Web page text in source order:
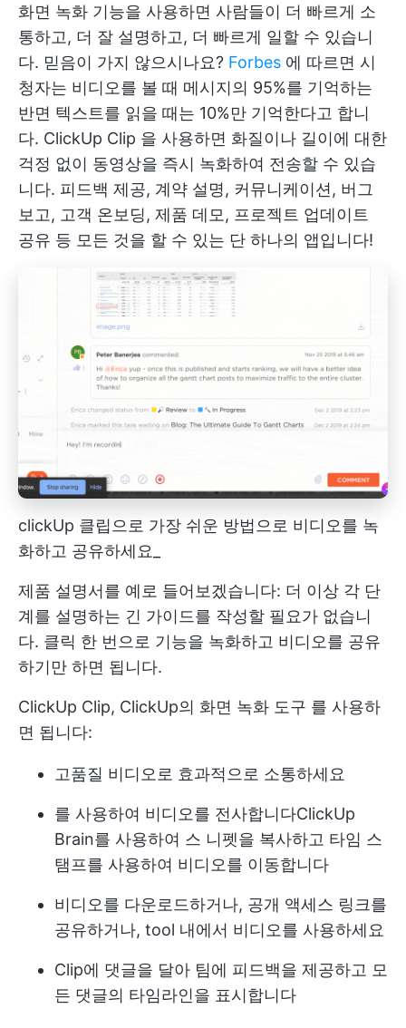
화면 녹화 기능을 사용하면 사람들이 더 빠르게 소
통하고, 더 잘 설명하고, 더 빠르게 일할 수 있습니
다. 믿음이 가지 않으시나요? Forbes 에 따르면 시
청자는 비디오를 볼 때 메시지의 95%를 기억하는
반면 텍스트를 읽을 때는 10%만 기억한다고 합니
다. ClickUp Clip 을 사용하면 화질이나 길이에 대한
걱정 없이 동영상을 즉시 녹화하여 전송할 수 있습
니다. 피드백 제공, 계약 설명, 커뮤니케이션, 버그
보고, 고객 온보딩, 제품 데모, 프로젝트 업데이트
공유 등 모든 것을 할 수 있는 단 하나의 앱입니다!
clickUp 클립으로 가장 쉬운 방법으로 비디오를 녹
화하고 공유하세요_
제품 설명서를 예로 들어보겠습니다: 더 이상 각 단
계를 설명하는 긴 가이드를 작성할 필요가 없습니
다. 클릭 한 번으로 기능을 녹화하고 비디오를 공유
하기만 하면 됩니다.
ClickUp Clip, ClickUp의 화면 녹화 도구 를 사용하
면 됩니다:
고품질 비디오로 효과적으로 소통하세요
를 사용하여 비디오를 전사합니다ClickUp
Brain를 사용하여 스 니펫을 복사하고 타임 스
탬프를 사용하여 비디오를 이동합니다
비디오를 다운로드하거나, 공개 액세스 링크를
공유하거나, tool 내에서 비디오를 사용하세요
Clip에 댓글을 달아 팀에 피드백을 제공하고 모
든 댓글의 타임라인을 표시합니다